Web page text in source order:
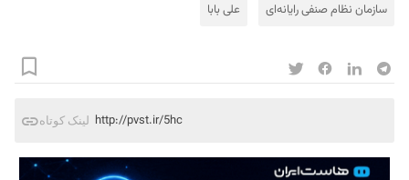
سازمان نظام صنفی رایانه‌ای علی بابا
لینک کوتاه http://pvst.ir/5hc